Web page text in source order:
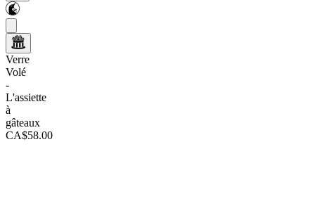
Verre
Volé
-
L'assiette
à
gâteaux
CA$58.00